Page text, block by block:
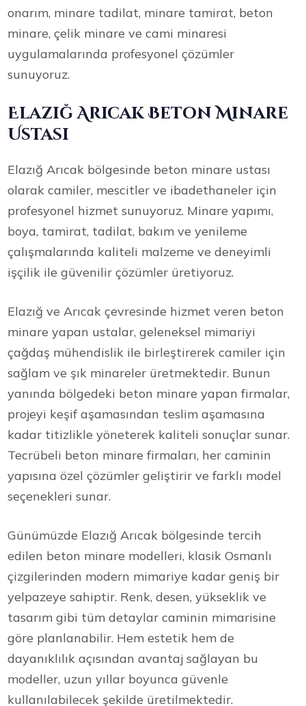
onarım, minare tadilat, minare tamirat, beton
minare, çelik minare ve cami minaresi
uygulamalarında profesyonel çözümler
sunuyoruz.
Elazığ Arıcak Beton Minare
Ustası
Elazığ Arıcak bölgesinde beton minare ustası
olarak camiler, mescitler ve ibadethaneler için
profesyonel hizmet sunuyoruz. Minare yapımı,
boya, tamirat, tadilat, bakım ve yenileme
çalışmalarında kaliteli malzeme ve deneyimli
işçilik ile güvenilir çözümler üretiyoruz.
Elazığ ve Arıcak çevresinde hizmet veren beton
minare yapan ustalar, geleneksel mimariyi
çağdaş mühendislik ile birleştirerek camiler için
sağlam ve şık minareler üretmektedir. Bunun
yanında bölgedeki beton minare yapan firmalar,
projeyi keşif aşamasından teslim aşamasına
kadar titizlikle yöneterek kaliteli sonuçlar sunar.
Tecrübeli beton minare firmaları, her caminin
yapısına özel çözümler geliştirir ve farklı model
seçenekleri sunar.
Günümüzde Elazığ Arıcak bölgesinde tercih
edilen beton minare modelleri, klasik Osmanlı
çizgilerinden modern mimariye kadar geniş bir
yelpazeye sahiptir. Renk, desen, yükseklik ve
tasarım gibi tüm detaylar caminin mimarisine
göre planlanabilir. Hem estetik hem de
dayanıklılık açısından avantaj sağlayan bu
modeller, uzun yıllar boyunca güvenle
kullanılabilecek şekilde üretilmektedir.